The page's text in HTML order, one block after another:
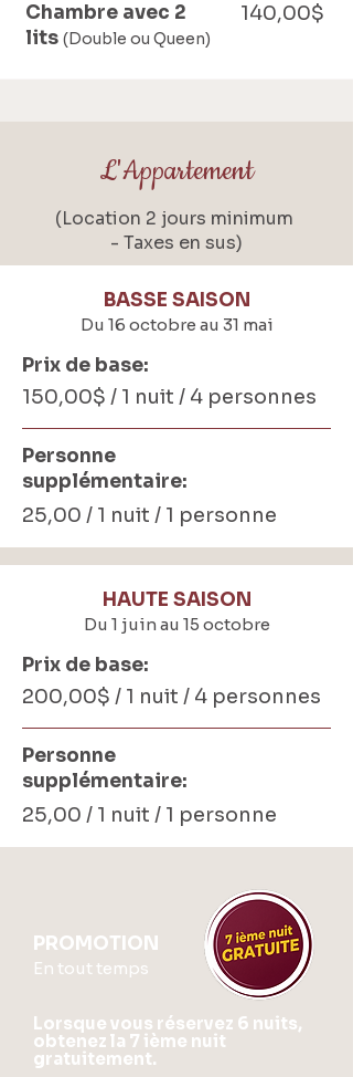
Chambre avec 2
lits (Double ou Queen)
140,00$
L'Appartement
(Location 2 jours minimum
- Taxes en sus)
BASSE SAISON
Du 16 octobre au 31 mai
Prix de base:
150,00$ / 1 nuit / 4 personnes
Personne
supplémentaire:
25,00 / 1 nuit / 1 personne
HAUTE SAISON
Du 1 juin au 15 octobre
Prix de base:
200,00$ / 1 nuit / 4 personnes
Personne
supplémentaire:
25,00 / 1 nuit / 1 personne
PROMOTION
En tout temps
Lorsque vous réservez 6 nuits,
obtenez la 7 ième nuit
gratuitement.